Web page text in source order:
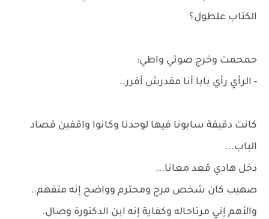
الكتاب علطول؟
حمحمت وخرج صوتي واطي:
- الرأي رأي بابا أنا مقدرش أقرر..
كانت دقيقة سابونا فيها لوحدنا وكانوا واقفين قصاد
الباب...
دخل هادي قعد معانا...
صهيب كان شخص مرح ومحترم وواضح إنه متفهم..
والأهم إني مرتاحاله وكفاية إنه ابن الدكتورة وصال.